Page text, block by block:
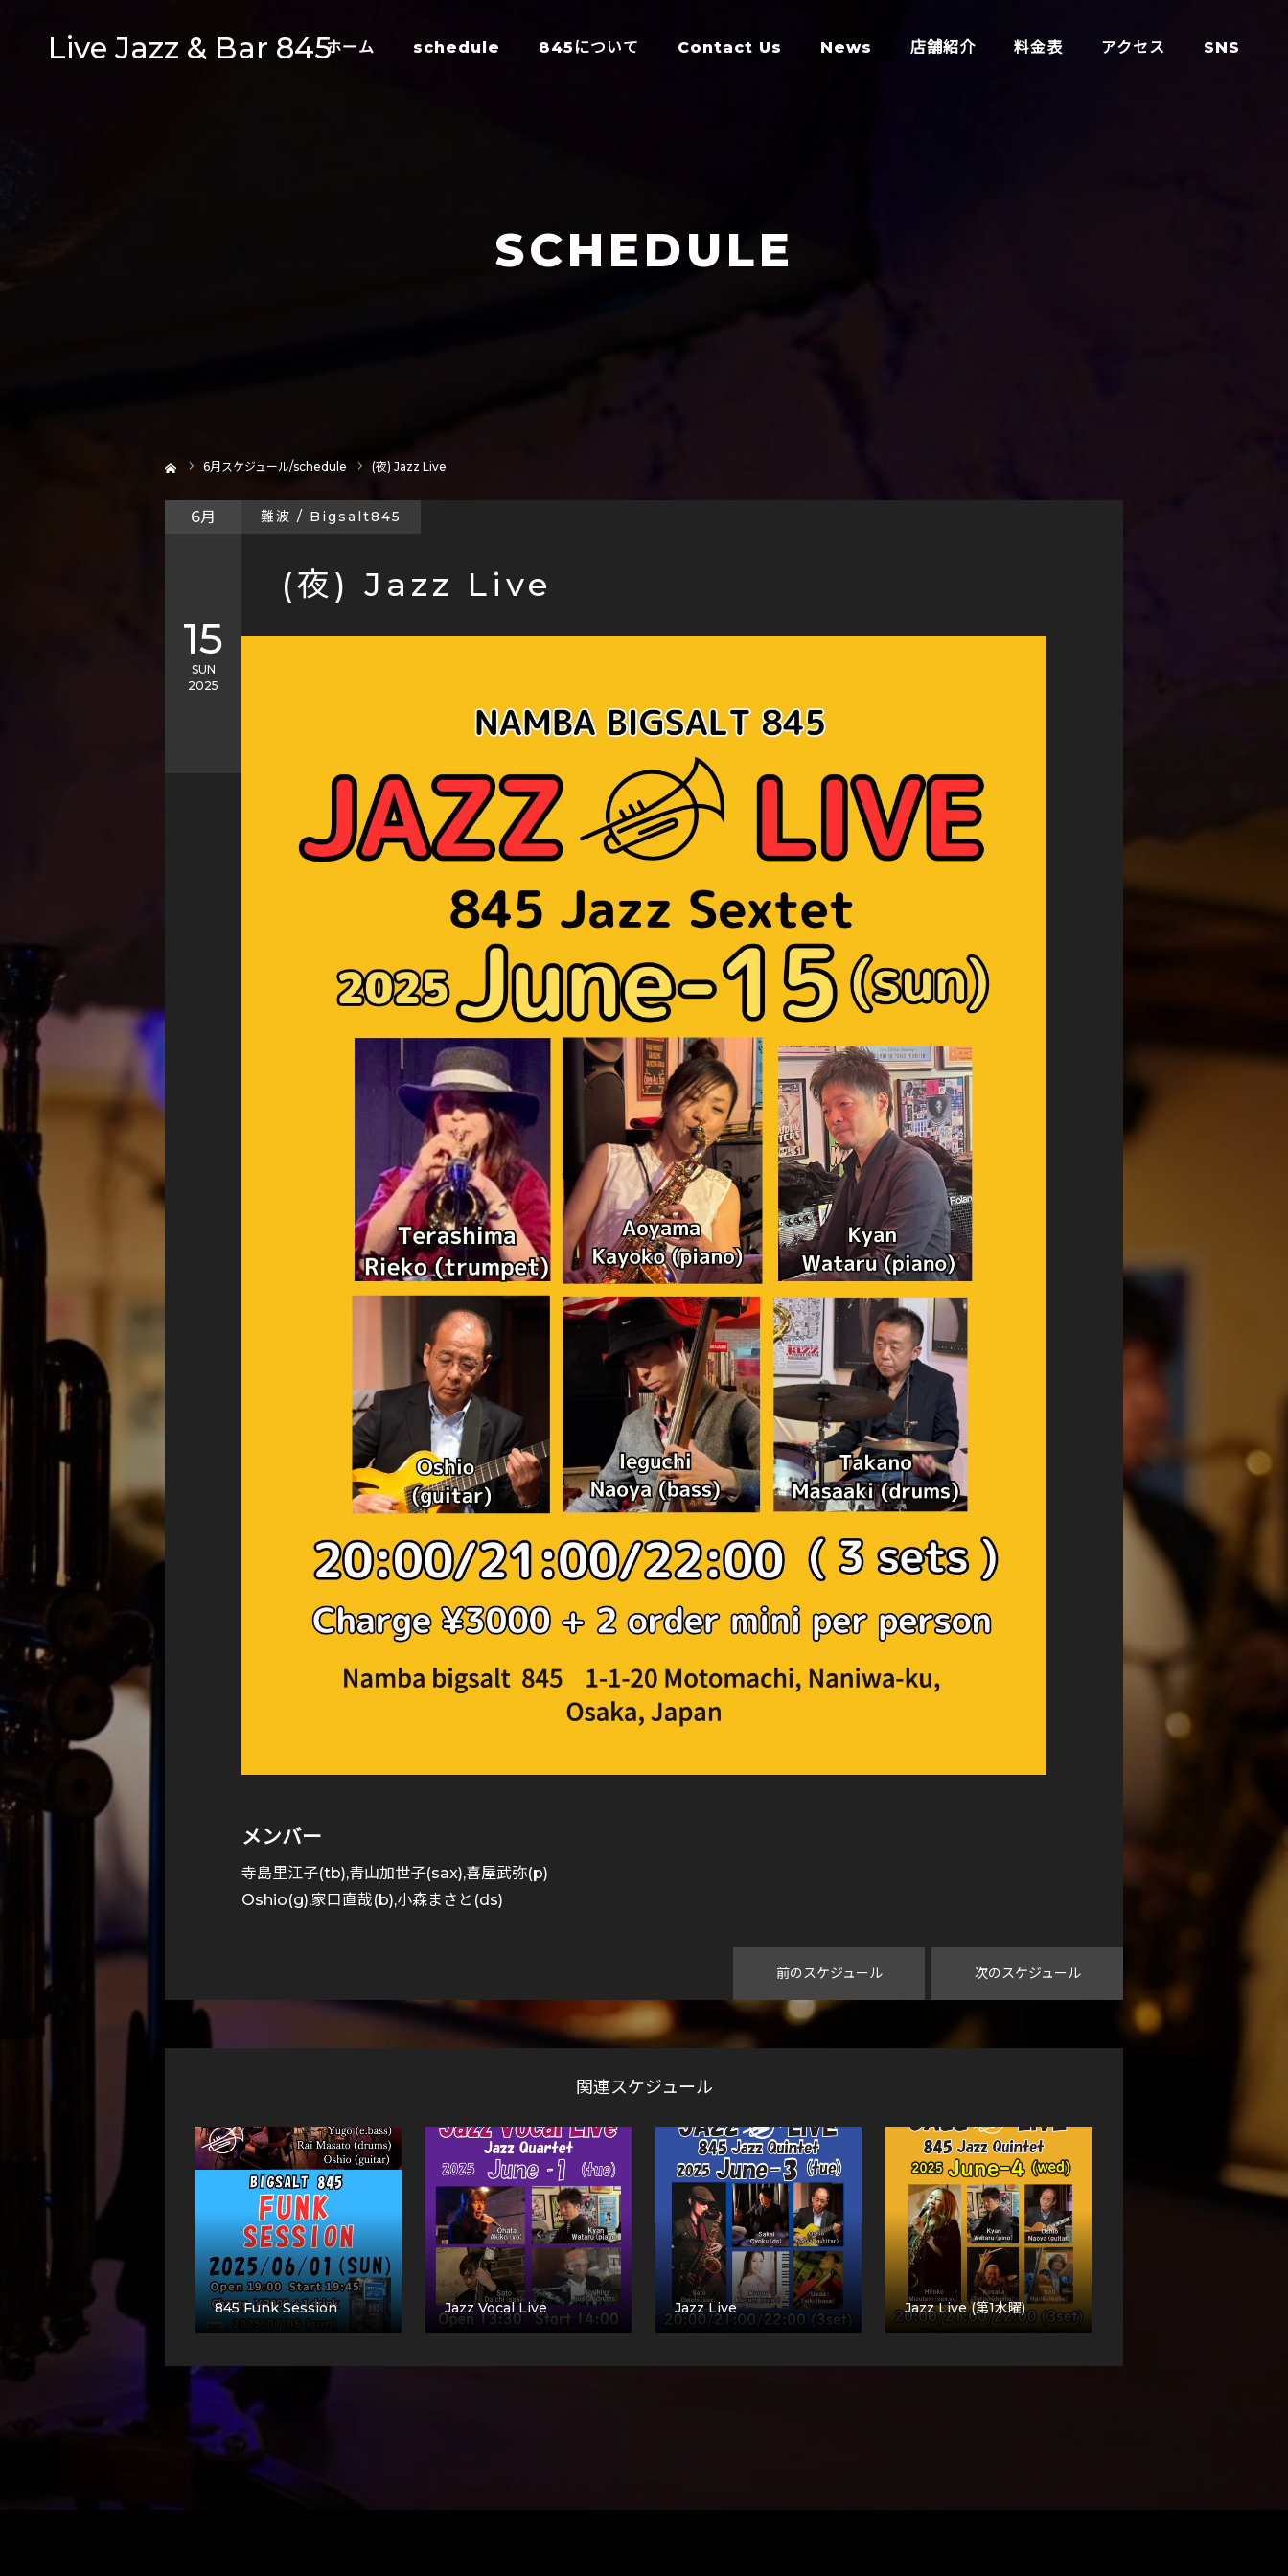
Live Jazz & Bar 845ホーム schedule 845について Contact Us News 店舗紹介 料金表 アクセス SNS
SCHEDULE
6月スケジュール/schedule (夜) Jazz Live
(夜) Jazz Live
6月
15
SUN
2025
難波 / Bigsalt845
メンバー
寺島里江子(tb),青山加世子(sax),喜屋武弥(p)
Oshio(g),家口直哉(b),小森まさと(ds)
前のスケジュール 次のスケジュール
関連スケジュール
845 Funk Session Jazz Vocal Live Jazz Live Jazz Live (第1水曜)